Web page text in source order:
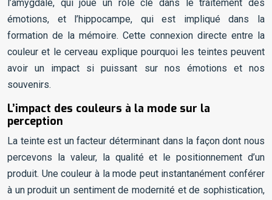
l’amygdale, qui joue un rôle clé dans le traitement des
émotions, et l’hippocampe, qui est impliqué dans la
formation de la mémoire. Cette connexion directe entre la
couleur et le cerveau explique pourquoi les teintes peuvent
avoir un impact si puissant sur nos émotions et nos
souvenirs.
L’impact des couleurs à la mode sur la
perception
La teinte est un facteur déterminant dans la façon dont nous
percevons la valeur, la qualité et le positionnement d’un
produit. Une couleur à la mode peut instantanément conférer
à un produit un sentiment de modernité et de sophistication,